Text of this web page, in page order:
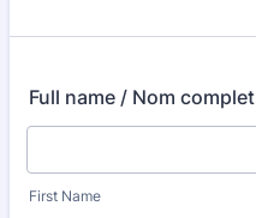
Full name / Nom complet
First Name